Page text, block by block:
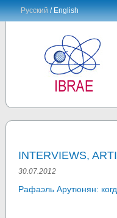
Русский/ English
INTERVIEWS,
30.07.2012
Рафаэль Арутюнян: